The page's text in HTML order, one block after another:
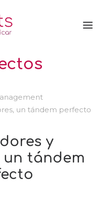
un tándem perfecto
y
un tándem